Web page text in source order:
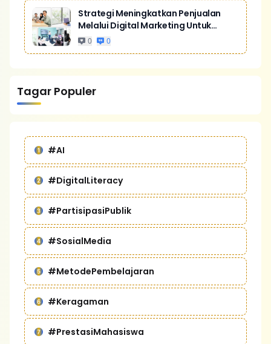
Strategi Meningkatkan Penjualan
Melalui Digital Marketing Untuk
Bisnis Yang Lebih Kompetitif
0 0
Tagar Populer
#AI
#DigitalLiteracy
#PartisipasiPublik
#SosialMedia
#MetodePembelajaran
#Keragaman
#PrestasiMahasiswa